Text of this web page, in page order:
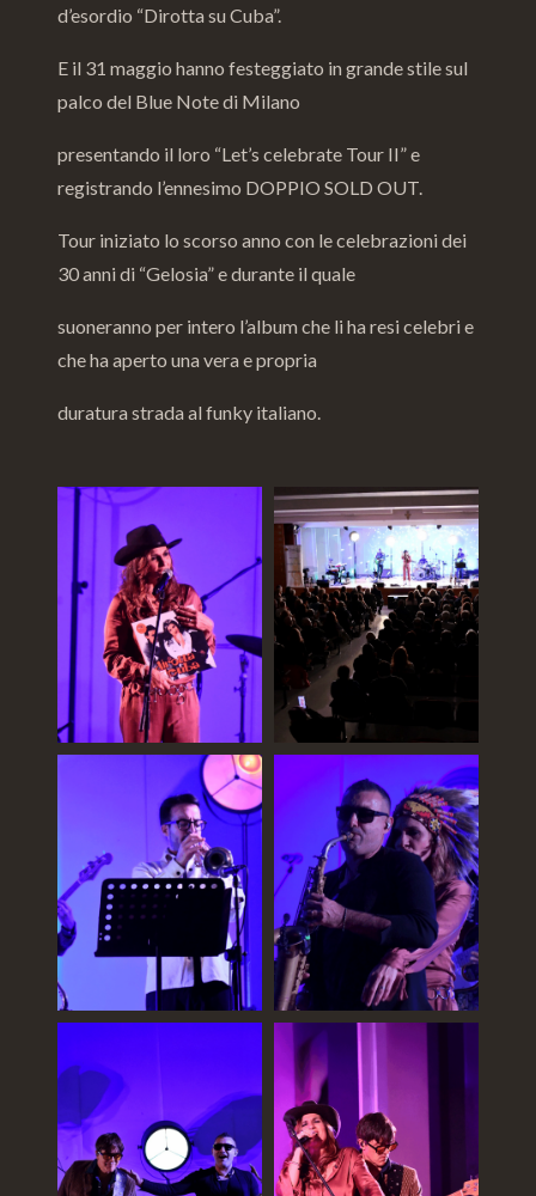
d’esordio “Dirotta su Cuba”.
E il 31 maggio hanno festeggiato in grande stile sul
palco del Blue Note di Milano
presentando il loro “Let’s celebrate Tour II” e
registrando l’ennesimo DOPPIO SOLD OUT.
Tour iniziato lo scorso anno con le celebrazioni dei
30 anni di “Gelosia” e durante il quale
suoneranno per intero l’album che li ha resi celebri e
che ha aperto una vera e propria
duratura strada al funky italiano.